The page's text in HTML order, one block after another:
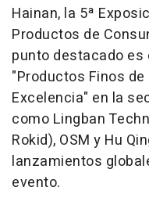
Hainan, la 5ª
Productos de
punto destacado es
"Productos Finos de
Excelencia" en la
como Lingban
Rokid), OSM y Hu
lanzamientos
evento.